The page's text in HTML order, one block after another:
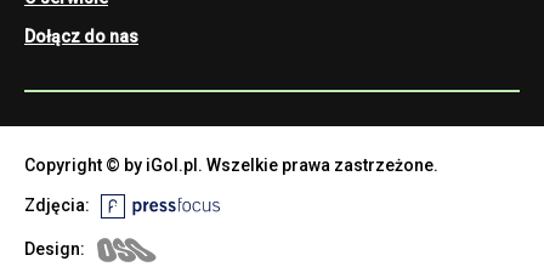
Dołącz do nas
Copyright © by iGol.pl. Wszelkie prawa zastrzeżone.
Zdjęcia:
Design: